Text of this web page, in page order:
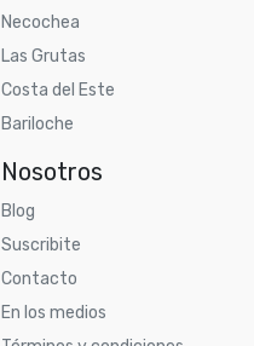
Necochea
Las Grutas
Costa del Este
Bariloche
Nosotros
Blog
Suscribite
Contacto
En los medios